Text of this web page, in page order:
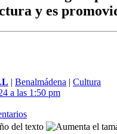
y es
| Benalmádena | Cultura
a las 1:50 pm